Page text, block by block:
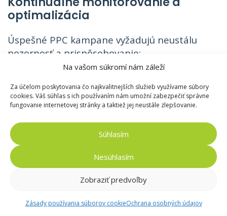
Na vašom súkromí nám záleží
Za účelom poskytovania čo najkvalitnejších služieb využívame súbory
cookies. Váš súhlas s ich používaním nám umožní zabezpečiť správne
fungovanie internetovej stránky a taktiež jej neustále zlepšovanie.
Súhlasím
Nesúhlasím
Zobraziť predvoľby
Zásady používania súborov cookieOchrana osobných údajov
optimalizácia
Úspešné PPC kampane vyžadujú neustálu
pozornosť a prispôsobovanie:
Pravidelná kontrola metrík– sledujte CTR,
CPC a konverzný pomer minimálne raz týždenne.
reklamných textov alebo cielenia.
analyzujte výkonnosť jednotlivých kľúčových
slov. Tie s nízkou výkonnosťou pozastavte alebo
upravte, a naopak, zvýšte rozpočet pre
najúspešnejšie kľúčové slová.